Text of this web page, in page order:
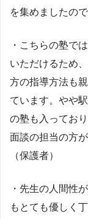
を集めましたの
・こちらの塾で
いただけるため
方の指導方法も
ています。やや
の塾も入ってお
面談の担当の方
（保護者）
・先生の人間性
もとても優しく